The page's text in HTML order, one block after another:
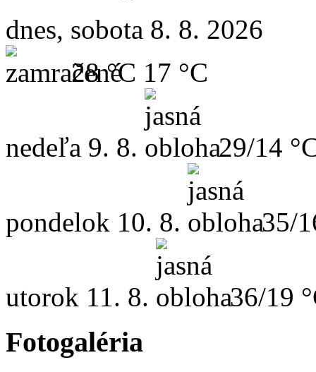
dnes, sobota 8. 8. 2026
28 °C 17 °C
nedeľa 9. 8. 29/14
pondelok 10. 8. 35/
utorok 11. 8. 36/19
Fotogaléria